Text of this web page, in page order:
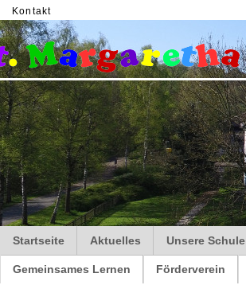
Kontakt
Startseite Aktuelles Unsere Schule
Gemeinsames Lernen Förderverein